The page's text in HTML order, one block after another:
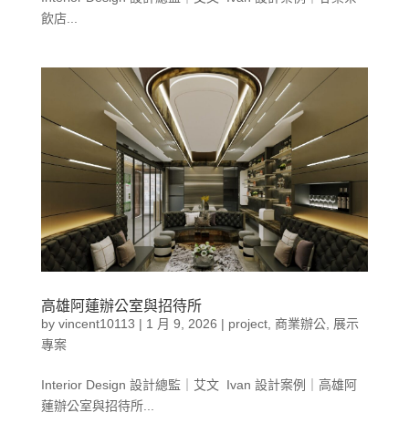
飲店...
高雄阿蓮辦公室與招待所
by vincent10113 | 1 月 9, 2026 | project, 商業辦公, 展示
專案
Interior Design 設計總監｜艾文 Ivan 設計案例｜高雄阿
蓮辦公室與招待所...